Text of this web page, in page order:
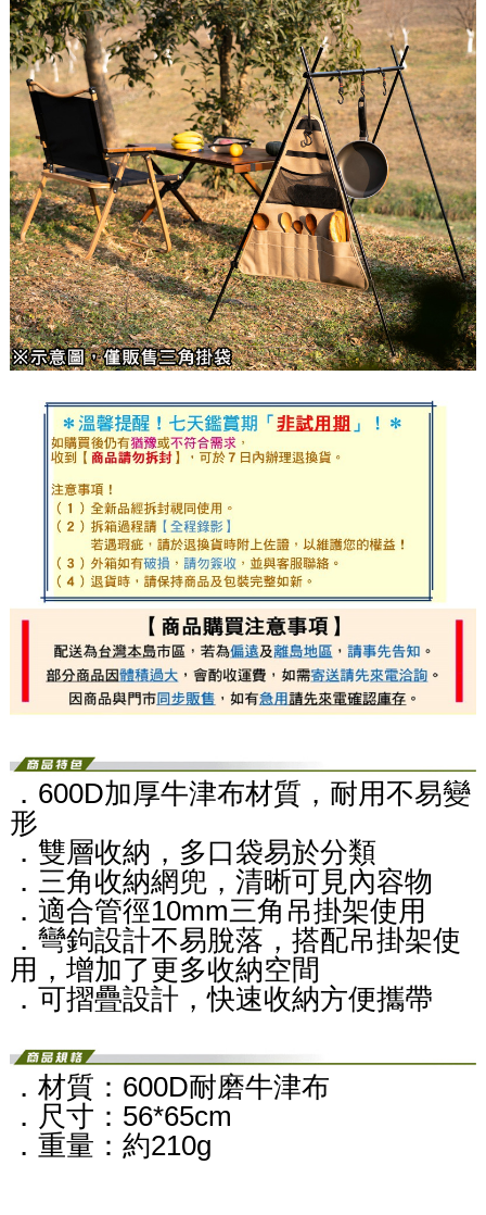
．600D加厚牛津布材質，耐用不易變
形
．雙層收納，多口袋易於分類
．三角收納網兜，清晰可見內容物
．適合管徑10mm三角吊掛架使用
．彎鉤設計不易脫落，搭配吊掛架使
用，增加了更多收納空間
．可摺疊設計，快速收納方便攜帶
．材質：600D耐磨牛津布
．尺寸：56*65cm
．重量：約210g